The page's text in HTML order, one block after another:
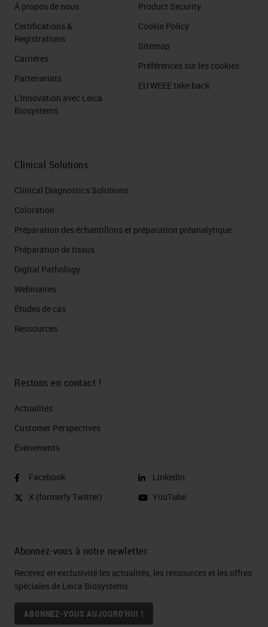
À propos de nous
Certifications &
Registrations
Carrières
Partenariats
L'innovation avec Leica
Biosystems
Product Security
Cookie Policy
Sitemap
Préférences sur les cookies
EU WEEE take back
Clinical Solutions
Clinical Diagnostics Solutions
Coloration
Préparation des échantillons et préparation préanalytique
Préparation de tissus
Digital Pathology
Webinaires
Études de cas
Ressources
Restons en contact !
Actualités
Customer Perspectives​
Événements
Facebook
X (formerly Twitter)
LinkedIn
YouTube
Abonnez-vous à notre newletter
Recevez en exclusivité les actualités, les ressources et les offres
spéciales de Leica Biosystems.
ABONNEZ-VOUS AUJOURD'HUI !